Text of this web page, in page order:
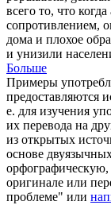
всего то, что
сопротивлением,
дома и плохое
и унизили
Больше
Примеры
предоставляются
е. для изучения
их перевода на
из открытых
основе
оригинале или
проблеме" или